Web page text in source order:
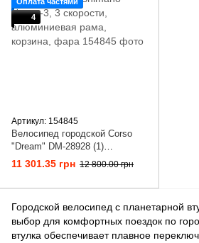
4
Артикул: 154845
Велосипед городской Corso
"Dream" DM-28928 (1)
оборудование Shimano Nexus-
3, 3 скорости, алюминиевая
11 301.35 грн 12 800.00 грн
Городской велосипед с планетарной
выбор для комфортных поездок по
втулка обеспечивает плавное